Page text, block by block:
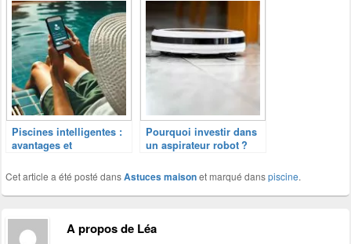
Piscines intelligentes :
avantages et
Pourquoi investir dans
un aspirateur robot ?
Cet article a été posté dansAstuces maisonet marqué danspiscine.
A propos de Léa